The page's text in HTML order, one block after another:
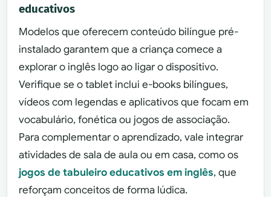
educativos
Modelos que oferecem conteúdo bilíngue pré-
instalado garantem que a criança comece a
explorar o inglês logo ao ligar o dispositivo.
Verifique se o tablet inclui e-books bilíngues,
vídeos com legendas e aplicativos que focam em
vocabulário, fonética ou jogos de associação.
Para complementar o aprendizado, vale integrar
atividades de sala de aula ou em casa, como os
jogos de tabuleiro educativos em inglês, que
reforçam conceitos de forma lúdica.